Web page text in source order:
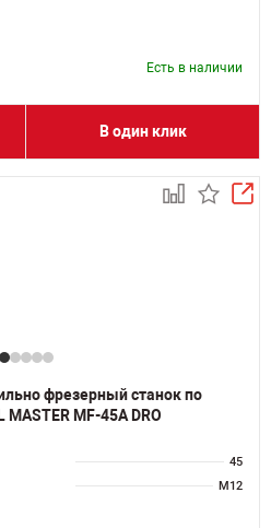
Есть в наличии
В один клик
фрезерный станок по
MASTER MF-45A DRO
45
M12